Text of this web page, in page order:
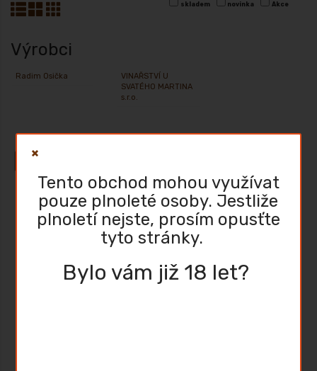
Tento obchod mohou využívat
pouze plnoleté osoby. Jestliže
plnoletí nejste, prosím opusťte
tyto stránky.
Bylo vám již 18 let?
skladem novinka Akce
Výrobci
Radim Osička
VINAŘSTVÍ U
SVATÉHO MARTINA
s.r.o.
Velká bílá slípka/RB+RŠ/2018
Akce